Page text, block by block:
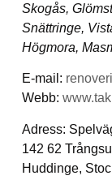
Skogås,
Snättringe,
Högmora,
E-mail:
Webb:
Adress:
142 62
Huddinge,